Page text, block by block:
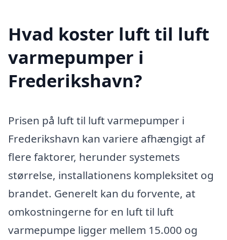
Hvad koster luft til luft
varmepumper i
Frederikshavn?
Prisen på luft til luft varmepumper i
Frederikshavn kan variere afhængigt af
flere faktorer, herunder systemets
størrelse, installationens kompleksitet og
brandet. Generelt kan du forvente, at
omkostningerne for en luft til luft
varmepumpe ligger mellem 15.000 og